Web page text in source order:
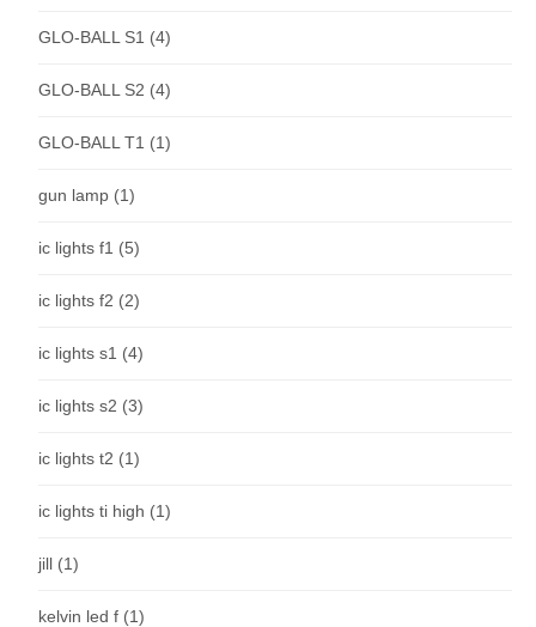
GLO-BALL S1 (4)
GLO-BALL S2 (4)
GLO-BALL T1 (1)
gun lamp (1)
ic lights f1 (5)
ic lights f2 (2)
ic lights s1 (4)
ic lights s2 (3)
ic lights t2 (1)
ic lights ti high (1)
jill (1)
kelvin led f (1)